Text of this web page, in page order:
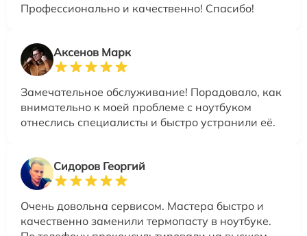
Профессионально и качественно! Спасибо!
Аксенов Марк
Замечательное обслуживание! Порадовало, как
внимательно к моей проблеме с ноутбуком
отнеслись специалисты и быстро устранили её.
Сидоров Георгий
Очень довольна сервисом. Мастера быстро и
качественно заменили термопасту в ноутбуке.